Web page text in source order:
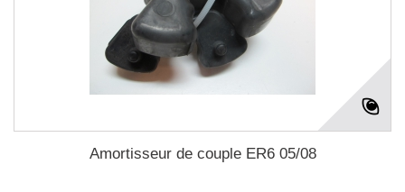
Amortisseur de couple ER6 05/08